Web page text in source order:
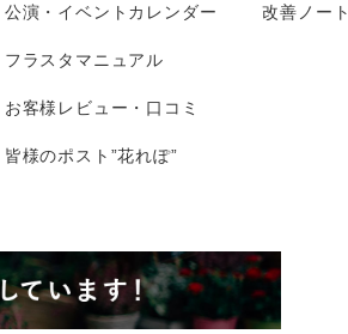
公演・イベントカレンダー
フラスタマニュアル
お客様レビュー・口コミ
皆様のポスト”花れぽ”
改善ノート